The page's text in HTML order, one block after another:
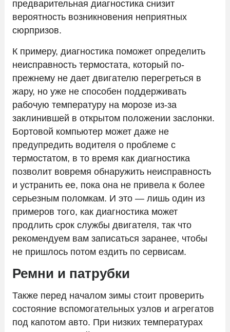
предварительная диагностика снизит
вероятность возникновения неприятных
сюрпризов.
К примеру, диагностика поможет определить
неисправность термостата, который по-
прежнему не дает двигателю перегреться в
жару, но уже не способен поддерживать
рабочую температуру на морозе из-за
заклинившей в открытом положении заслонки.
Бортовой компьютер может даже не
предупредить водителя о проблеме с
термостатом, в то время как диагностика
позволит вовремя обнаружить неисправность
и устранить ее, пока она не привела к более
серьезным поломкам. И это — лишь один из
примеров того, как диагностика может
продлить срок службы двигателя, так что
рекомендуем вам записаться заранее, чтобы
не пришлось потом ездить по сервисам.
Ремни и патрубки
Также перед началом зимы стоит проверить
состояние вспомогательных узлов и агрегатов
под капотом авто. При низких температурах